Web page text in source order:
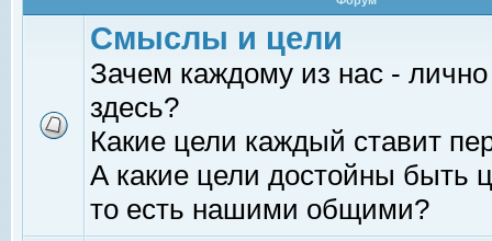
Смыслы и цели
Зачем каждому из нас -
здесь?
Какие цели каждый ставит
А какие цели достойны быть
то есть нашими общими?